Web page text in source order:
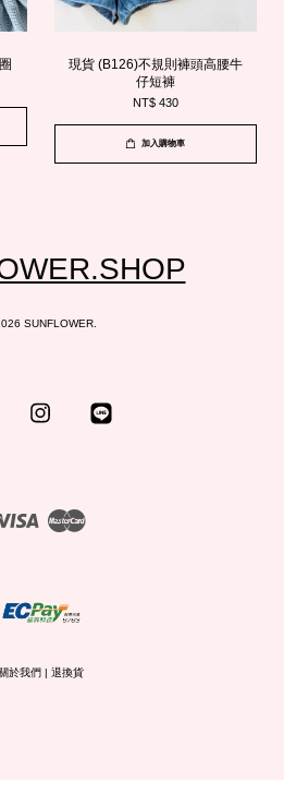
現貨 (B126)不規則褲頭高腰牛
仔短褲
NT$ 430
加入購物車
SUNFLOWER.
Facebook Instagram
Visa
關於我們| 退換貨